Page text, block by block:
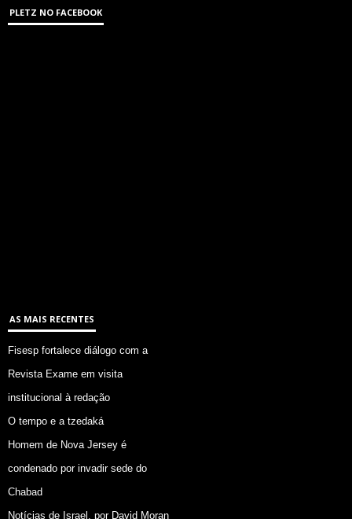
PLETZ NO FACEBOOK
AS MAIS RECENTES
Fisesp fortalece diálogo com a
Revista Exame em visita
institucional à redação
O tempo e a tzedaká
Homem de Nova Jersey é
condenado por invadir sede do
Chabad
Notícias de Israel, por David Moran